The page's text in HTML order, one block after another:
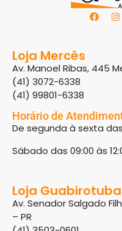
Loja Mercês
Av. Manoel Ribas, 445
(41) 3072-6338
(41) 99801-6338
Horário de
De segunda à sexta das
Sábado das 09:00 às
Loja Guabirotuba
Av. Senador Salgado
– PR